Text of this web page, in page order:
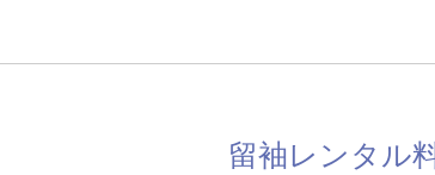
留袖レンタル